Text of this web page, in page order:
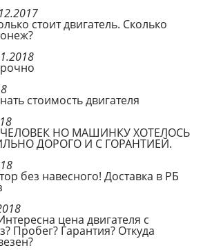
стоит двигатель. Сколько
стоимость двигателя
НО МАШИНКУ ХОТЕЛОСЬ
ДОРОГО И С ГОРАНТИЕЙ.
без навесного! Доставка в РБ
цена двигателя с
Пробег? Гарантия? Откуда